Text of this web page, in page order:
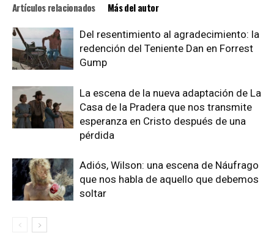
Artículos relacionados Más del autor
Del resentimiento al agradecimiento: la
redención del Teniente Dan en Forrest
Gump
La escena de la nueva adaptación de La
Casa de la Pradera que nos transmite
esperanza en Cristo después de una
pérdida
Adiós, Wilson: una escena de Náufrago
que nos habla de aquello que debemos
soltar